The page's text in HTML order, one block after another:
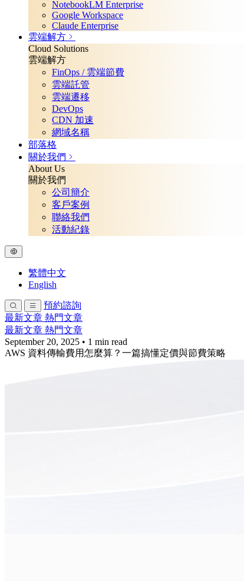
NotebookLM Enterprise
Google Workspace
Claude Enterprise
雲端解方
Cloud Solutions
雲端解方
FinOps / 雲端節費
雲端託管
雲端遷移
DevOps
CDN 加速
網域名稱
部落格
關於我們
About Us
關於我們
公司簡介
客戶案例
聯絡我們
活動紀錄
繁體中文
English
預約諮詢
最新文章 熱門文章
最新文章 熱門文章
September 20, 2025 • 1 min read
AWS 資料傳輸費用怎麼算？一篇搞懂定價與節費策略